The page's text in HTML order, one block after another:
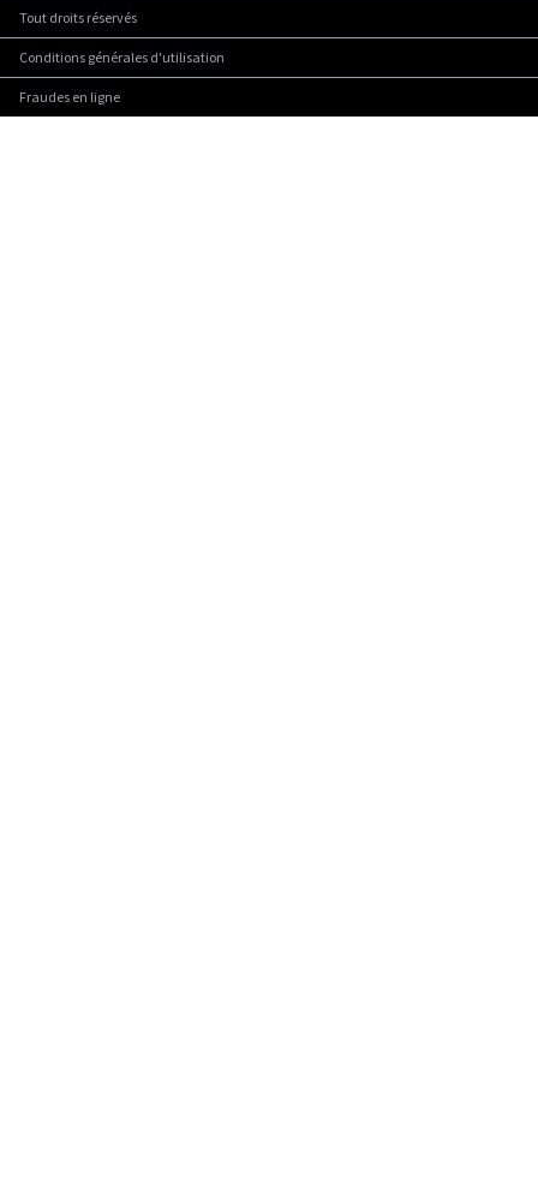
Tout droits réservés
Conditions générales d'utilisation
Fraudes en ligne